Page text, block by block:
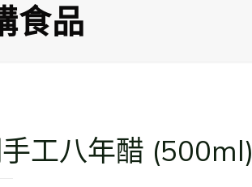
食品
工八年醋 (500ml)